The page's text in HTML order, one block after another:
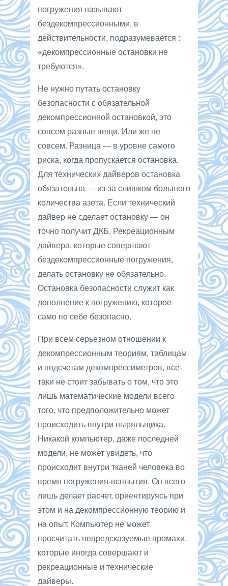
погружения называют
бездекомпрессионными, в
действительности, подразумевается :
«декомпрессионные остановки не
требуются».
Не нужно путать остановку
безопасности с обязательной
декомпрессионной остановкой, это
совсем разные вещи. Или же не
совсем. Разница — в уровне самого
риска, когда пропускается остановка.
Для технических дайверов остановка
обязательна — из-за слишком большого
количества азота. Если технический
дайвер не сделает остановку — он
точно получит ДКБ. Рекреационным
дайвера, которые совершают
бездекомпрессионные погружения,
делать остановку не обязательно.
Остановка безопасности служит как
дополнение к погружению, которое
само по себе безопасно.
При всем серьезном отношении к
декомпрессионным теориям, таблицам
и подсчетам декомпрессиметров, все-
таки не стоит забывать о том, что это
лишь математические модели всего
того, что предположительно может
происходить внутри ныряльщика.
Никакой компьютер, даже последней
модели, не может увидеть, что
происходит внутри тканей человека во
время погружения-всплытия. Он всего
лишь делает расчет, ориентируясь при
этом и на декомпрессионную теорию и
на опыт. Компьютер не может
просчитать непредсказуемые промахи,
которые иногда совершают и
рекреационные и технические
дайверы.